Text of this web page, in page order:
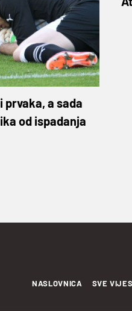
prvaka, a sada
od ispadanja
NASLOVNICA SVE